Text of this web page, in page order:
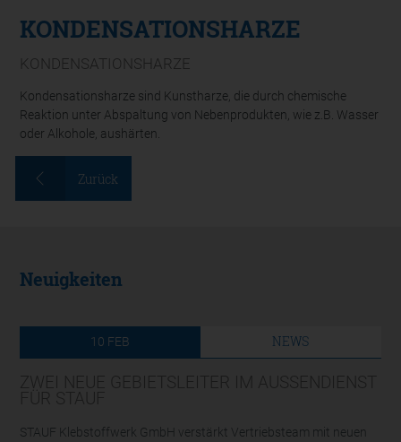
KONDENSATIONSHARZE
KONDENSATIONSHARZE
Kondensationsharze sind Kunstharze, die durch chemische
Reaktion unter Abspaltung von Nebenprodukten, wie z.B. Wasser
oder Alkohole, aushärten.
Zurück
Neuigkeiten
10 FEB NEWS
STAUF Klebstoffwerk GmbH verstärkt Vertriebsteam mit neuen